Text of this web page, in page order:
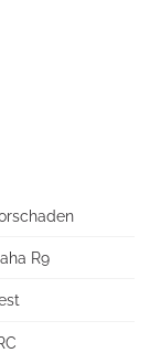
R9